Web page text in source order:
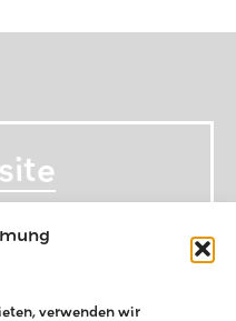
verwenden wir